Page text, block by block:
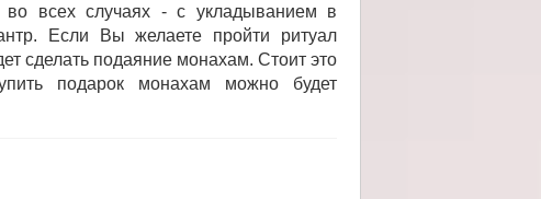
во всех случаях - с укладыванием в
Если Вы желаете пройти ритуал
сделать подаяние монахам. Стоит это
подарок монахам можно будет